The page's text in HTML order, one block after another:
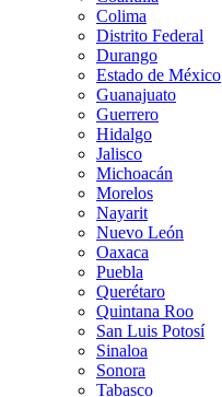
Colima
Distrito Federal
Durango
Estado de México
Guanajuato
Guerrero
Hidalgo
Jalisco
Michoacán
Morelos
Nayarit
Nuevo León
Oaxaca
Puebla
Querétaro
Quintana Roo
San Luis Potosí
Sinaloa
Sonora
Tabasco